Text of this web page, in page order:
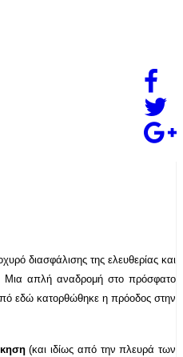
διασφάλισης της ελευθερίας και
Μια απλή αναδρομή στο πρόσφατο
εδώ κατορθώθηκε η πρόοδος στην
(και ιδίως από την πλευρά των